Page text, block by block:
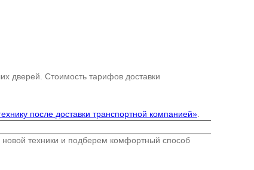
дверей. Стоимость тарифов доставки
после доставки транспортной компанией»
новой техники и подберем комфортный способ